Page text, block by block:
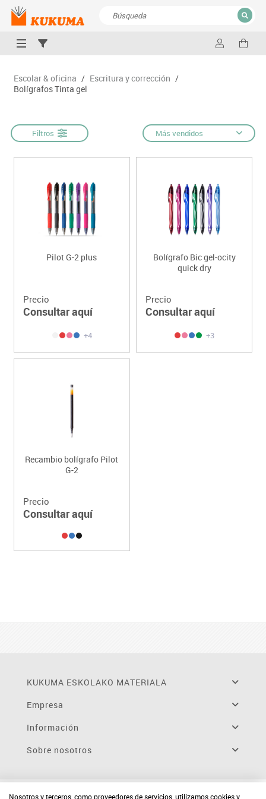
CERRAR
Escolar & oficina / Escritura y corrección /
Bolígrafos Tinta gel
Filtros Más vendidos
Pilot G-2 plus
Precio
Consultar aquí
+4
Bolígrafo Bic gel-ocity
quick dry
Precio
Consultar aquí
+3
Recambio bolígrafo Pilot
G-2
Precio
Consultar aquí
KUKUMA ESKOLAKO MATERIALA
Empresa
Información
Sobre nosotros
Nosotros y terceros, como proveedores de servicios, utilizamos cookies y